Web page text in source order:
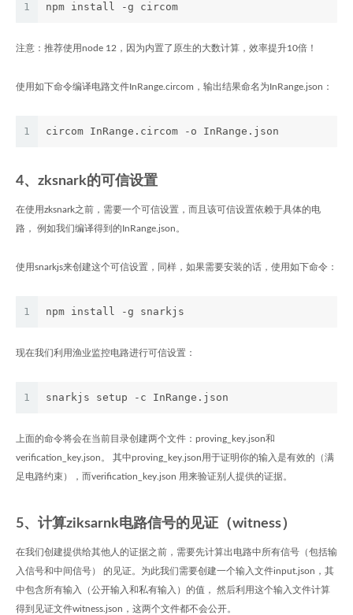
1 npm install -g circom
注意：推荐使用node 12，因为内置了原生的大数计算，效率提升10倍！
使用如下命令编译电路文件InRange.circom，输出结果命名为InRange.json：
1 circom InRange.circom -o InRange.json
4、zksnark的可信设置
在使用zksnark之前，需要一个可信设置，而且该可信设置依赖于具体的电
路， 例如我们编译得到的InRange.json。
使用snarkjs来创建这个可信设置，同样，如果需要安装的话，使用如下命令：
1 npm install -g snarkjs
现在我们利用渔业监控电路进行可信设置：
1 snarkjs setup -c InRange.json
上面的命令将会在当前目录创建两个文件：proving_key.json和
verification_key.json。 其中proving_key.json用于证明你的输入是有效的（满
足电路约束），而verification_key.json 用来验证别人提供的证据。
5、计算ziksarnk电路信号的见证（witness）
在我们创建提供给其他人的证据之前，需要先计算出电路中所有信号（包括输
入信号和中间信号） 的见证。为此我们需要创建一个输入文件input.json，其
中包含所有输入（公开输入和私有输入）的值， 然后利用这个输入文件计算
得到见证文件witness.json，这两个文件都不会公开。